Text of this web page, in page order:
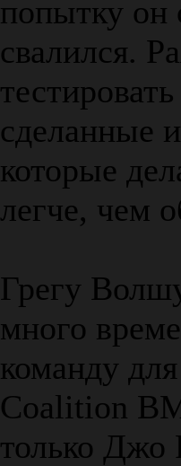
попытку он
свалился.
сделанные
которые
легче, чем
Грегу
много
команду
Coalition
только